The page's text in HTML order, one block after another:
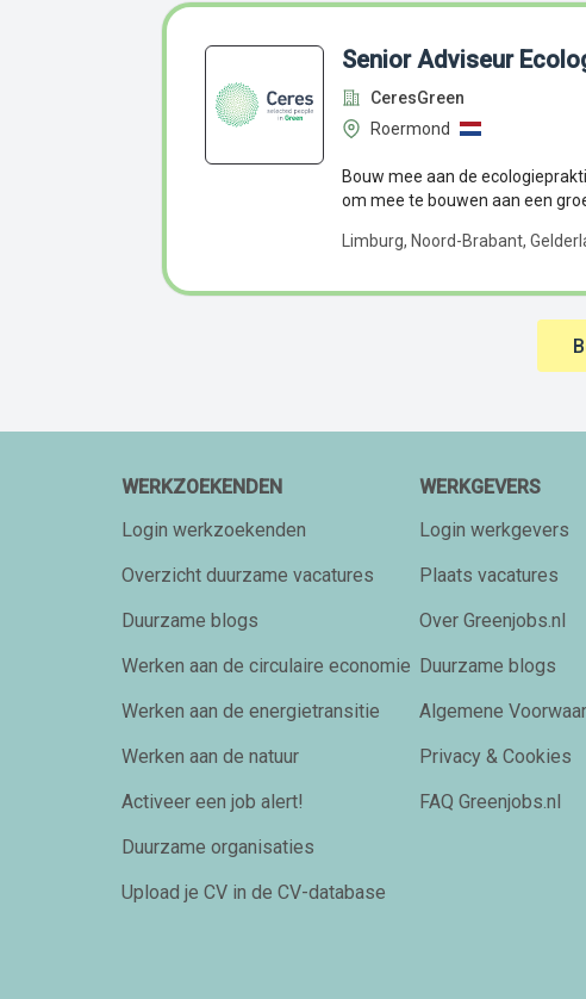
Senior Adviseur
CeresGreen
Roermond
Bouw mee aan de
om mee te bouwen aan een
Limburg, Noord-Brabant,
WERKZOEKENDEN
Login werkzoekenden
Overzicht duurzame vacatures
Duurzame blogs
Werken aan de circulaire economie
Werken aan de energietransitie
Werken aan de natuur
Activeer een job alert!
Duurzame organisaties
Upload je CV in de CV-database
WERKGEVERS
Login werkgevers
Plaats vacatures
Over Greenjobs.nl
Duurzame blogs
Algemene
Privacy & Cookies
FAQ Greenjobs.nl